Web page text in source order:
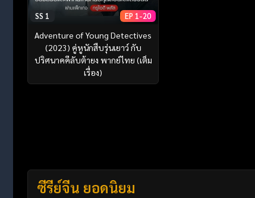
SS 1 EP 1-20
Adventure of Young Detectives
(2023) คู่หูนักสืบรุ่นเยาว์ กับ
ปริศนาคคีลับต้ายง พากย์ไทย (เต็ม
เรื่อง)
ซีรี่ย์จีน ยอดนิยม